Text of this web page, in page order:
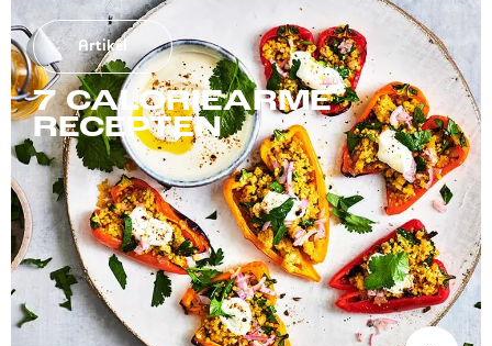
Artikel
7 CALORIEARME
RECEPTEN